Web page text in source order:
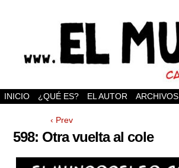
INICIO ¿QUÉ ES? EL AUTOR ARCHIVOS
‹ Prev
598: Otra vuelta al cole